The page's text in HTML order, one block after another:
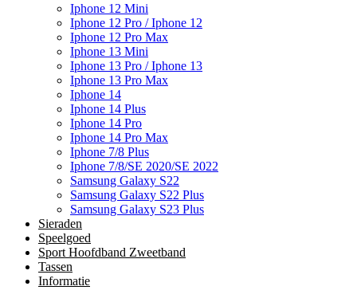
Iphone 12 Mini
Iphone 12 Pro / Iphone 12
Iphone 12 Pro Max
Iphone 13 Mini
Iphone 13 Pro / Iphone 13
Iphone 13 Pro Max
Iphone 14
Iphone 14 Plus
Iphone 14 Pro
Iphone 14 Pro Max
Iphone 7/8 Plus
Iphone 7/8/SE 2020/SE 2022
Samsung Galaxy S22
Samsung Galaxy S22 Plus
Samsung Galaxy S23 Plus
Sieraden
Speelgoed
Sport Hoofdband Zweetband
Tassen
Informatie